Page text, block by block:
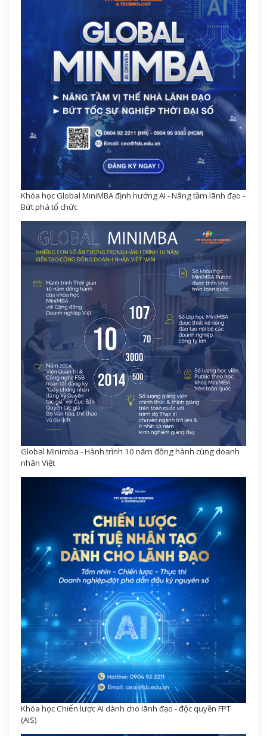
Khóa học Global MiniMBA định hướng AI - Nâng tầm lãnh đạo -
Bứt phá tổ chức
Global Minimba - Hành trình 10 năm đồng hành cùng doanh
nhân Việt
Khóa học Chiến lược AI dành cho lãnh đạo - độc quyền FPT
(AIS)